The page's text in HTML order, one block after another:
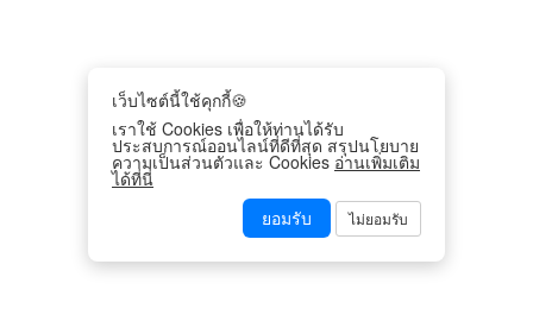
เว็บไซต์นี้ใช้คุกกี้🍪
เราใช้ Cookies เพื่อให้ท่านได้รับ
ประสบการณ์ออนไลน์ที่ดีที่สุด สรุปนโยบาย
ความเป็นส่วนตัวและ Cookies อ่านเพิ่มเติม
ได้ที่นี่
ยอมรับ
ไม่ยอมรับ